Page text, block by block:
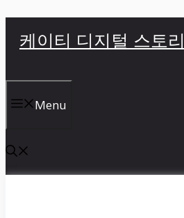
너
뛰
기
케이티 디지털 스토리
Menu